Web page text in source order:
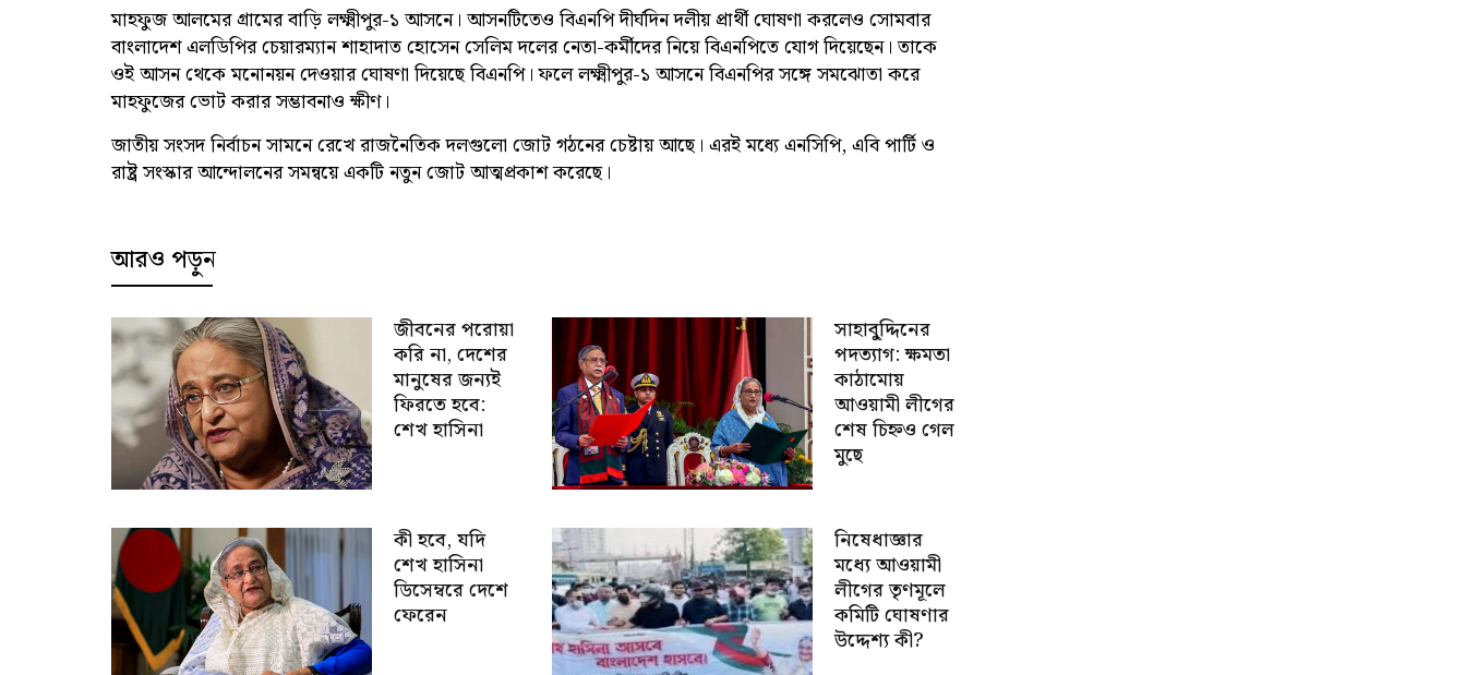
মাহফুজ আলমের গ্রামের বাড়ি লক্ষ্মীপুর-১ আসনে। আসনটিতেও বিএনপি দীর্ঘদিন দলীয় প্রার্থী ঘোষণা করলেও সোমবার
বাংলাদেশ এলডিপির চেয়ারম্যান শাহাদাত হোসেন সেলিম দলের নেতা-কর্মীদের নিয়ে বিএনপিতে যোগ দিয়েছেন। তাকে
ওই আসন থেকে মনোনয়ন দেওয়ার ঘোষণা দিয়েছে বিএনপি। ফলে লক্ষ্মীপুর-১ আসনে বিএনপির সঙ্গে সমঝোতা করে
মাহফুজের ভোট করার সম্ভাবনাও ক্ষীণ।
জাতীয় সংসদ নির্বাচন সামনে রেখে রাজনৈতিক দলগুলো জোট গঠনের চেষ্টায় আছে। এরই মধ্যে এনসিপি, এবি পার্টি ও
রাষ্ট্র সংস্কার আন্দোলনের সমন্বয়ে একটি নতুন জোট আত্মপ্রকাশ করেছে।
আরও পড়ুন
জীবনের পরোয়া
করি না, দেশের
মানুষের জন্যই
ফিরতে হবে:
শেখ হাসিনা
সাহাবু্দ্দিনের
পদত্যাগ: ক্ষমতা
কাঠামোয়
আওয়ামী লীগের
শেষ চিহ্নও গেল
মুছে
কী হবে, যদি
শেখ হাসিনা
ডিসেম্বরে দেশে
ফেরেন
নিষেধাজ্ঞার
মধ্যে আওয়ামী
লীগের তৃণমূলে
কমিটি ঘোষণার
উদ্দেশ্য কী?